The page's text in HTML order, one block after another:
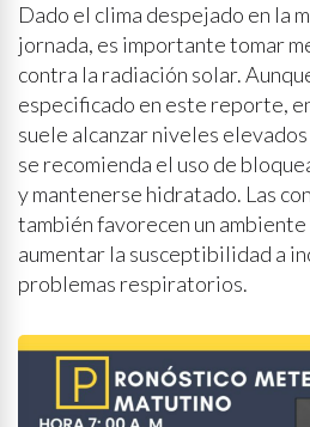
Dado el clima despejado en la
jornada, es importante tomar
contra la radiación solar.
especificado en este reporte,
suele alcanzar niveles
se recomienda el uso de
y mantenerse hidratado. Las
también favorecen un
aumentar la susceptibilidad a
problemas respiratorios.